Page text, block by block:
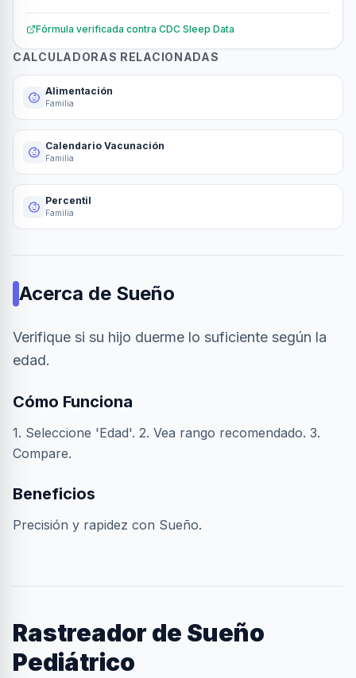
Fórmula verificada contra CDC Sleep Data
CALCULADORAS RELACIONADAS
Alimentación
Familia
Calendario Vacunación
Familia
Percentil
Familia
Acerca de Sueño
Verifique si su hijo duerme lo suficiente según la
edad.
Cómo Funciona
1. Seleccione 'Edad'. 2. Vea rango recomendado. 3.
Compare.
Beneficios
Precisión y rapidez con Sueño.
Rastreador de Sueño
Pediátrico